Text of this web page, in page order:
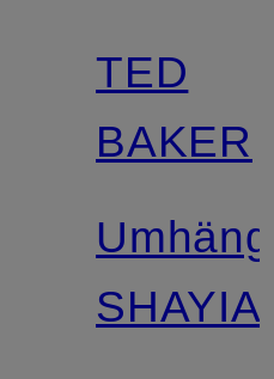
TED
BAKER
SHAYIA